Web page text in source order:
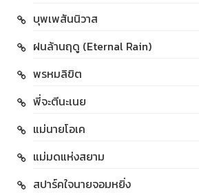
บุพเพสันนิวาส
ฝนล้านฤดู (Eternal Rain)
พรหมลิขิต
พี่จะตีนะเนย
แม่นายโอเค
แม่มดแห่งสยาม
สปาร์คใจนายจอมหยิ่ง